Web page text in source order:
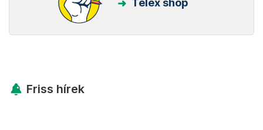
Friss hírek